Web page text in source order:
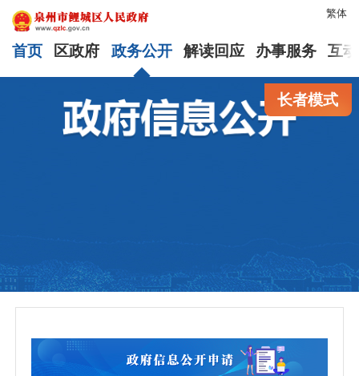
繁体
首页 区政府 政务公开 解读回应 办事服务 互
长者模式